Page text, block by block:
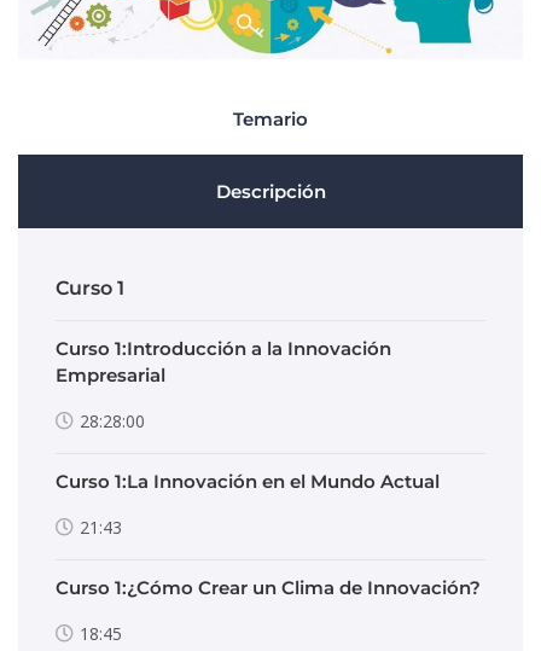
Temario
Descripción
Curso 1
Curso 1:Introducción a la Innovación
Empresarial
28:28:00
Curso 1:La Innovación en el Mundo Actual
21:43
Curso 1:¿Cómo Crear un Clima de Innovación?
18:45